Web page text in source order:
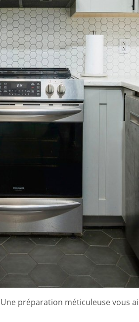
préparation méticuleuse vous